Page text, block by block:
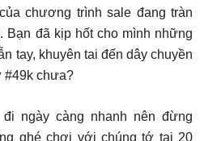
chương trình sale đang tràn
Bạn đã kịp hốt cho mình những
tay, khuyên tai đến dây chuyền
#49k chưa?
ngày càng nhanh nên đừng
ghé chơi với chúng tớ tại 20